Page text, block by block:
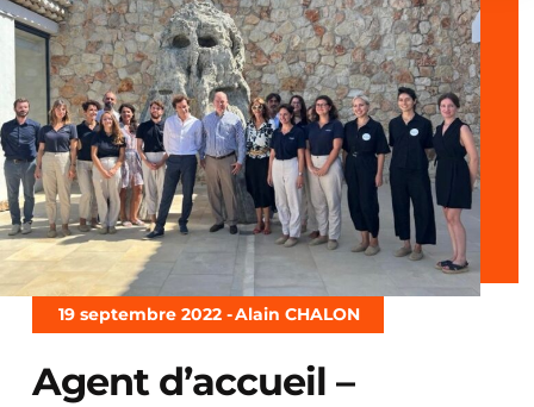
19 septembre 2022 -Alain CHALON
Agent d’accueil –